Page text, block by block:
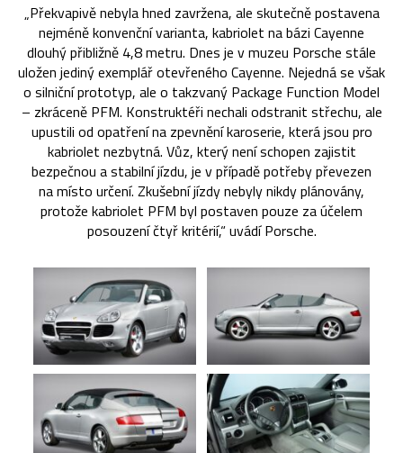
„Překvapivě nebyla hned zavržena, ale skutečně postavena
nejméně konvenční varianta, kabriolet na bázi Cayenne
dlouhý přibližně 4,8 metru. Dnes je v muzeu Porsche stále
uložen jediný exemplář otevřeného Cayenne. Nejedná se však
o silniční prototyp, ale o takzvaný Package Function Model
– zkráceně PFM. Konstruktéři nechali odstranit střechu, ale
upustili od opatření na zpevnění karoserie, která jsou pro
kabriolet nezbytná. Vůz, který není schopen zajistit
bezpečnou a stabilní jízdu, je v případě potřeby převezen
na místo určení. Zkušební jízdy nebyly nikdy plánovány,
protože kabriolet PFM byl postaven pouze za účelem
posouzení čtyř kritérií,“ uvádí Porsche.